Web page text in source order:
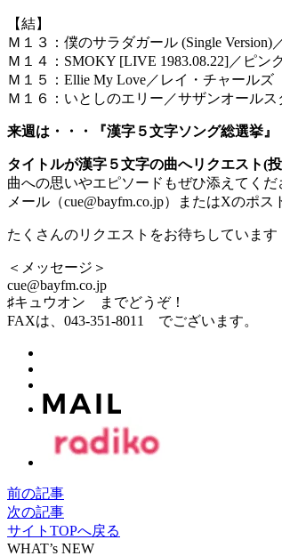
【結】
Ｍ１３：僕のサラダガール (Single Version)
Ｍ１４：SMOKY [LIVE 1983.08.22]／ピン
Ｍ１５：Ellie My Love／レイ・チャールズ
Ｍ１６：いとしのエリー／サザンオールス
来週は・・・『漢字５文字ソング総選挙』
タイトルが漢字５文字の曲へリクエスト(
曲への思いやエピソードもぜひ添えてくだ
メール（cue@bayfm.co.jp）またはXのポ
たくさんのリクエストをお待ちしています
＜メッセージ＞
cue@bayfm.co.jp
♯キュウオン までどうぞ！
FAXは、043-351-8011 でございます。
前の記事
次の記事
サイトTOPへ戻る
WHAT’s NEW